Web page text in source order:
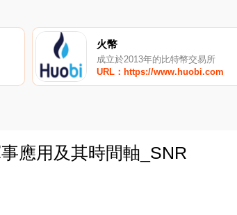
火幣
成立於2013年的比特幣交易所
URL：https://www.huobi.com
應用及其時間軸_SNR